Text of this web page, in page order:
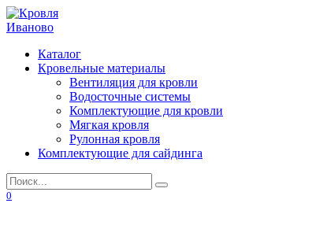
Перейти
к
Каталог
Кровельные материалы
Вентиляция для кровли
Водосточные системы
Комплектующие для кровли
Мягкая кровля
Рулонная кровля
Комплектующие для сайдинга
Search
for:
0